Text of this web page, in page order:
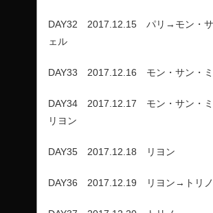
DAY32 2017.12.15 パリ→モン・サ
ェル
DAY33 2017.12.16 モン・サン・
DAY34 2017.12.17 モン・サン・
リヨン
DAY35 2017.12.18 リヨン
DAY36 2017.12.19 リヨン→トリノ